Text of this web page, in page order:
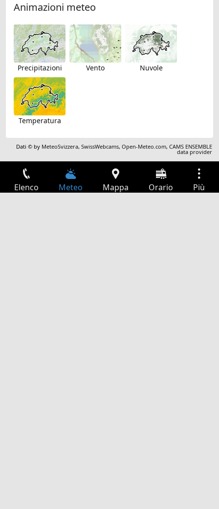
Animazioni meteo
Precipitazioni Vento Nuvole
Temperatura
Dati © by MeteoSvizzera,SwissWebcams,Open-Meteo.com,CAMS ENSEMBLE
data provider
Elenco Meteo Mappa Orario Più